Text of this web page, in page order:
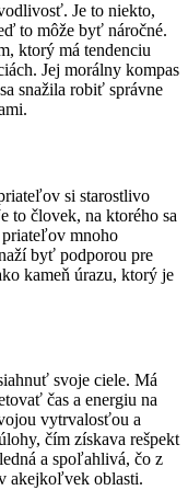
Je to niekto,
to môže byť náročné.
ktorý má tendenciu
Jej morálny kompas
snažila robiť správne
si starostlivo
to človek, na ktorého sa
mnoho
byť podporou pre
kameň úrazu, ktorý je
svoje ciele. Má
čas a energiu na
vytrvalosťou a
čím získava rešpekt
a spoľahlivá, čo z
akejkoľvek oblasti.